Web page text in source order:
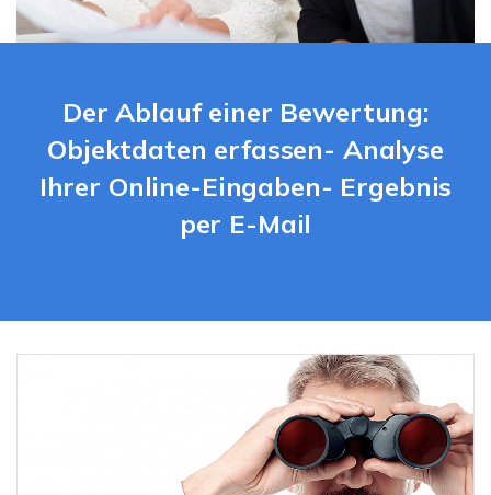
Der Ablauf einer Bewertung:
Objektdaten erfassen- Analyse
Ihrer Online-Eingaben- Ergebnis
per E-Mail